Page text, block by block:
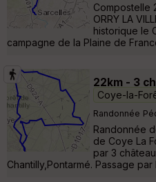
Compostelle
ORRY LA
historique le
campagne de la Plaine de
22km - 3
Coye-la-
Randonnée
Randonnée
de Coye La
par 3
Chantilly,Pontarmé. Passage